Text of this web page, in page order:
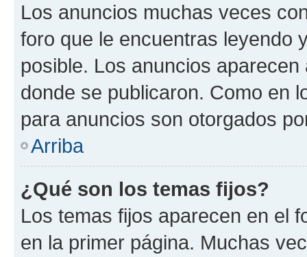
Los anuncios muchas veces
foro que le encuentras leyendo
posible. Los anuncios
donde se publicaron. Como en
para anuncios son otorgados
Arriba
¿Qué son los temas fijos?
Los temas fijos aparecen en el
en la primer página. Muchas